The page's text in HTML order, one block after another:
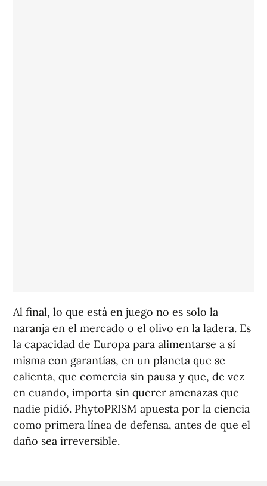
Al final, lo que está en juego no es solo la
naranja en el mercado o el olivo en la ladera. Es
la capacidad de Europa para alimentarse a sí
misma con garantías, en un planeta que se
calienta, que comercia sin pausa y que, de vez
en cuando, importa sin querer amenazas que
nadie pidió. PhytoPRISM apuesta por la ciencia
como primera línea de defensa, antes de que el
daño sea irreversible.